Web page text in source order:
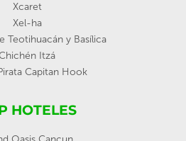
Xcaret
Xel-ha
Teotihuacán y Basílica
Itzá
Capitan Hook
HOTELES